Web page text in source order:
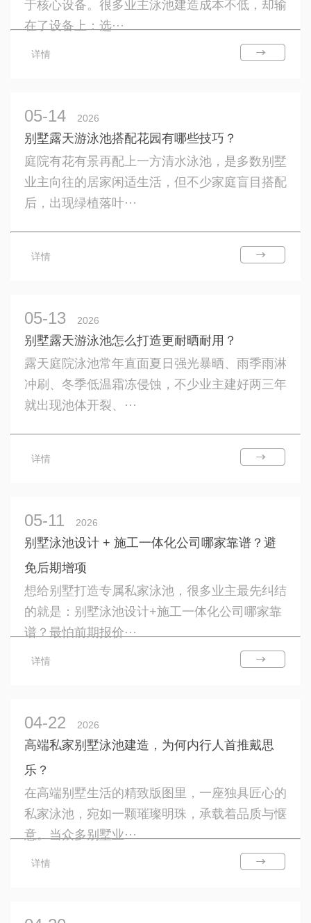
于核心设备。很多业主泳池建造成本不低，却输
在了设备上：选···
详情
05-14 2026
别墅露天游泳池搭配花园有哪些技巧？
庭院有花有景再配上一方清水泳池，是多数别墅
业主向往的居家闲适生活，但不少家庭盲目搭配
后，出现绿植落叶···
详情
05-13 2026
别墅露天游泳池怎么打造更耐晒耐用？
露天庭院泳池常年直面夏日强光暴晒、雨季雨淋
冲刷、冬季低温霜冻侵蚀，不少业主建好两三年
就出现池体开裂、···
详情
05-11 2026
别墅泳池设计 + 施工一体化公司哪家靠谱？避
免后期增项
想给别墅打造专属私家泳池，很多业主最先纠结
的就是：别墅泳池设计+施工一体化公司哪家靠
谱？最怕前期报价···
详情
04-22 2026
高端私家别墅泳池建造，为何内行人首推戴思
乐？
在高端别墅生活的精致版图里，一座独具匠心的
私家泳池，宛如一颗璀璨明珠，承载着品质与惬
意。当众多别墅业···
详情